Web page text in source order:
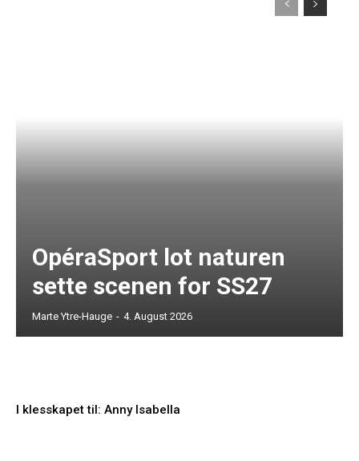
OpéraSport lot naturen
sette scenen for SS27
Marte Ytre-Hauge - 4. August 2026
I klesskapet til: Anny Isabella